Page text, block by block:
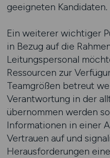
geeigneten Kandidaten.
Ein weiterer wichtiger
in Bezug auf die
Leitungspersonal
Ressourcen zur
Teamgrößen betreut
Verantwortung in der
übernommen werden
Informationen in einer
Vertrauen auf und
Herausforderungen